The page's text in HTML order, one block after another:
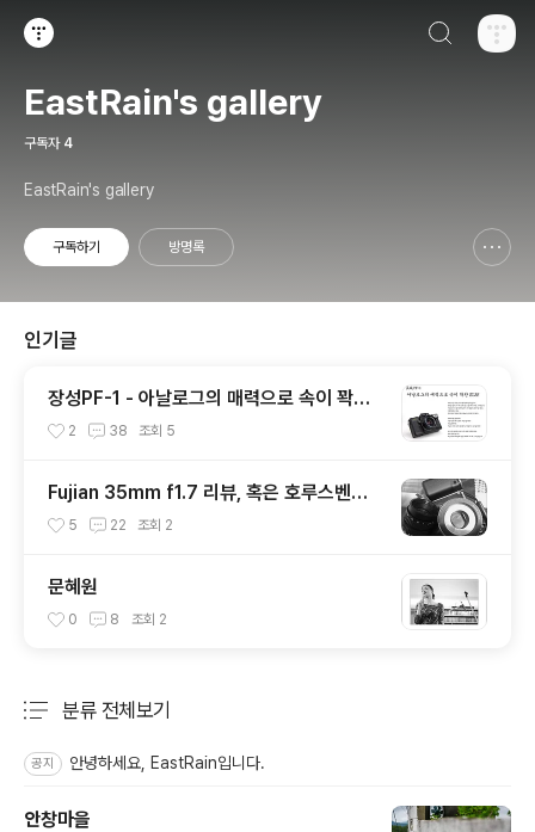
EastRain's gallery
구독자 4
EastRain's gallery
구독하기 방명록
인기글
장성PF-1 - 아날로그의 매력으로 속이 꽉찬
SLR
2 38 조회 5
Fujian 35mm f1.7 리뷰, 혹은 호루스벤누
35mm f1.7 리뷰
5 22 조회 2
문혜원
0 8 조회 2
분류 전체보기
공지 안녕하세요, EastRain입니다.
안창마을